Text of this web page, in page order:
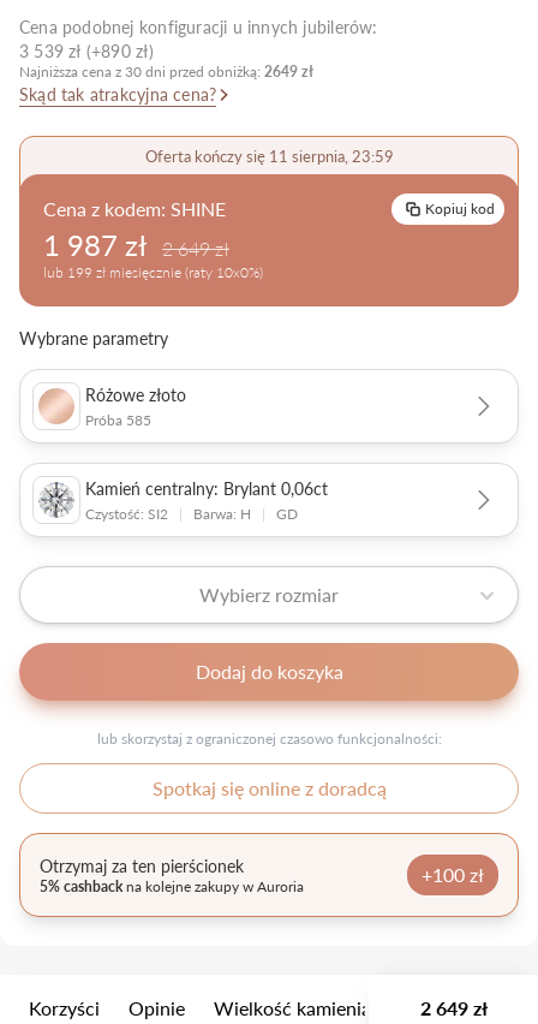
Pielęgnacja biżuterii
Cena podobnej konfiguracji u innych jubilerów:
3 539 zł (+890 zł)
Najniższa cena z 30 dni przed obniżką: 2649 zł
Skąd tak atrakcyjna cena?
Oferta kończy się 11 sierpnia, 23:59
Cena z kodem: SHINE Kopiuj kod
1 987 zł 2 649 zł
lub 199 zł miesięcznie (raty 10x0%)
Wybrane parametry
Różowe złoto
Próba 585
Kamień centralny: Brylant 0,06ct
Czystość: SI2 | Barwa: H | GD
Wybierz rozmiar
Dodaj do koszyka
lub skorzystaj z ograniczonej czasowo funkcjonalności:
Spotkaj się online z doradcą
Otrzymaj za ten pierścionek
5% cashbackna kolejne zakupy w Auroria +100 zł
Korzyści Opinie Wielkość kamienia Opis
2 649 zł